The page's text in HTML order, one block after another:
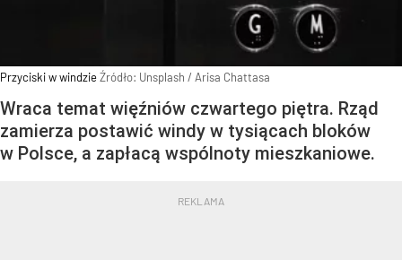
Przyciski w windzieŹródło: Unsplash / Arisa Chattasa
Wraca temat więźniów czwartego piętra. Rząd
zamierza postawić windy w tysiącach bloków
w Polsce, a zapłacą wspólnoty mieszkaniowe.